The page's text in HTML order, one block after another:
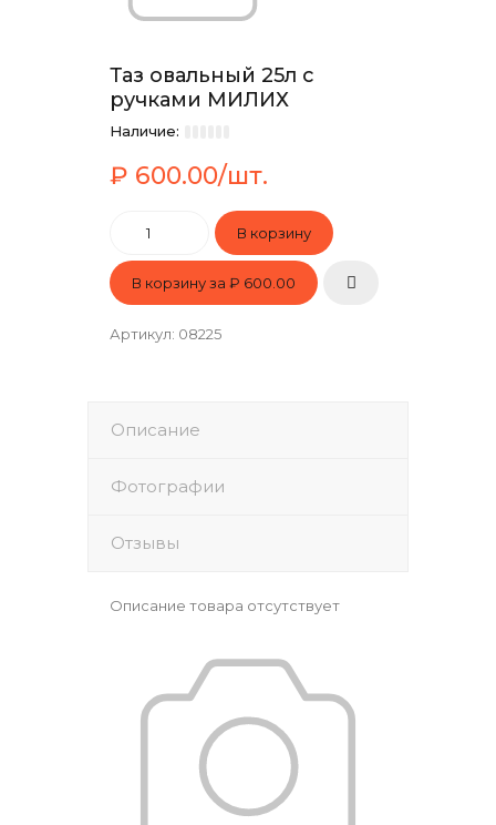
Таз овальный 25л с
ручками МИЛИХ
Наличие:
₽ 600.00/шт.
В корзину за ₽ 600.00
Артикул: 08225
Описание
Фотографии
Отзывы
Описание товара отсутствует